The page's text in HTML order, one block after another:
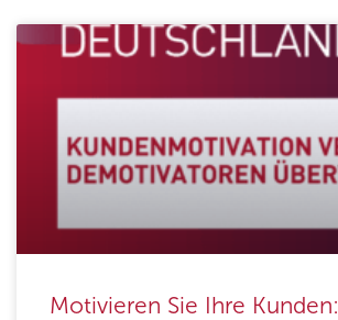
Motivieren Sie Ihre Kunden: